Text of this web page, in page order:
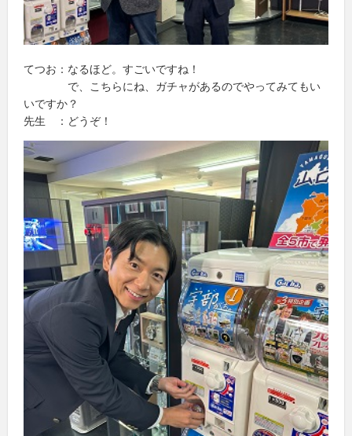
てつお：なるほど。すごいですね！
で、こちらにね、ガチャがあるのでやってみてもい
いですか？
先生 ：どうぞ！